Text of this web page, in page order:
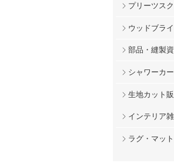
プリーツス
ウッドブラ
部品・縫製
シャワーカ
生地カット
インテリア
ラグ・マット